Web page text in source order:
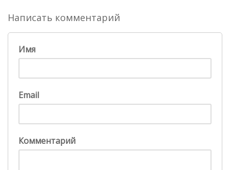
Написать комментарий
Имя
Email
Комментарий